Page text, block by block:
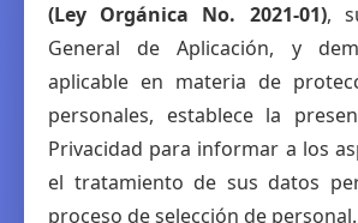
(Ley Orgánica No. 2021-01),
General de Aplicación, y
aplicable en materia de
personales, establece la
Privacidad para informar a los
el tratamiento de sus datos
proceso de selección de personal.